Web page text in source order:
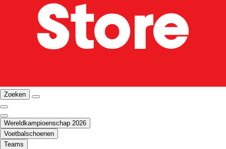
Zoeken
Wereldkampioenschap 2026
Voetbalschoenen
Teams